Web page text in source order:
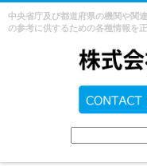
中央省庁及び都道府県の機関や関
の参考に供するための各種情報を